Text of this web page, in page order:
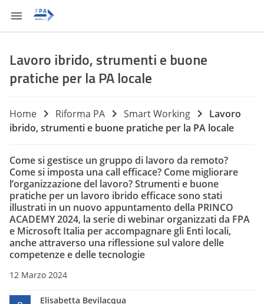
Lavoro ibrido, strumenti e buone
pratiche per la PA locale
Home Riforma PA Smart Working
Lavoro
ibrido, strumenti e buone pratiche per la PA locale
Come si gestisce un gruppo di lavoro da remoto?
Come si imposta una call efficace? Come migliorare
l’organizzazione del lavoro? Strumenti e buone
pratiche per un lavoro ibrido efficace sono stati
illustrati in un nuovo appuntamento della PRINCO
ACADEMY 2024, la serie di webinar organizzati da FPA
e Microsoft Italia per accompagnare gli Enti locali,
anche attraverso una riflessione sul valore delle
competenze e delle tecnologie
12 Marzo 2024
Elisabetta Bevilacqua